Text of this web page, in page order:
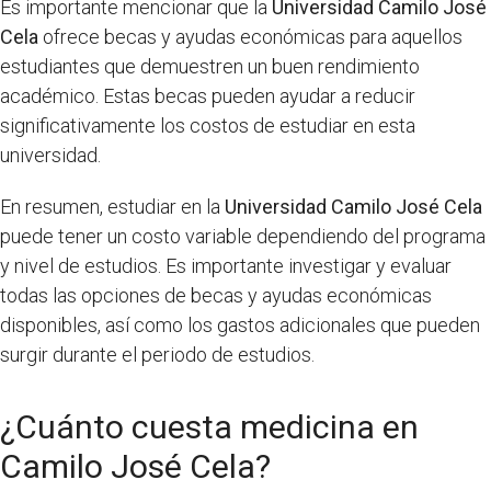
Es importante mencionar que la Universidad Camilo José
Cela ofrece becas y ayudas económicas para aquellos
estudiantes que demuestren un buen rendimiento
académico. Estas becas pueden ayudar a reducir
significativamente los costos de estudiar en esta
universidad.
En resumen, estudiar en la Universidad Camilo José Cela
puede tener un costo variable dependiendo del programa
y nivel de estudios. Es importante investigar y evaluar
todas las opciones de becas y ayudas económicas
disponibles, así como los gastos adicionales que pueden
surgir durante el periodo de estudios.
¿Cuánto cuesta medicina en
Camilo José Cela?